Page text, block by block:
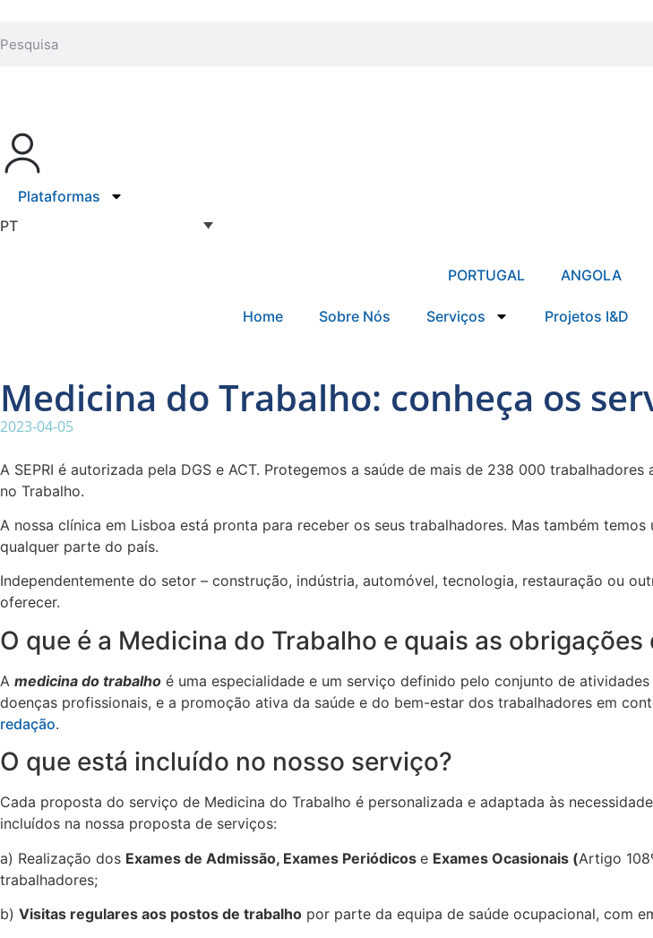
Plataformas
PT
PORTUGAL ANGOLA
Home Sobre Nós Serviços Projetos I&D
Medicina do Trabalho: conheça os
2023-04-05
A SEPRI é autorizada pela DGS e ACT. Protegemos a saúde de mais de 238 000
no Trabalho.
A nossa clínica em Lisboa está pronta para receber os seus trabalhadores. Mas também
qualquer parte do país.
Independentemente do setor – construção, indústria, automóvel, tecnologia, restauração ou
oferecer.
O que é a Medicina do Trabalho e quais as obrigações
A medicina do trabalho é uma especialidade e um serviço definido pelo conjunto de
doenças profissionais, e a promoção ativa da saúde e do bem-estar dos trabalhadores em
redação.
O que está incluído no nosso serviço?
Cada proposta do serviço de Medicina do Trabalho é personalizada e adaptada às
incluídos na nossa proposta de serviços:
a) Realização dos Exames de Admissão, Exames Periódicos e Exames Ocasionais (Artigo
trabalhadores;
b) Visitas regulares aos postos de trabalho por parte da equipa de saúde ocupacional, com